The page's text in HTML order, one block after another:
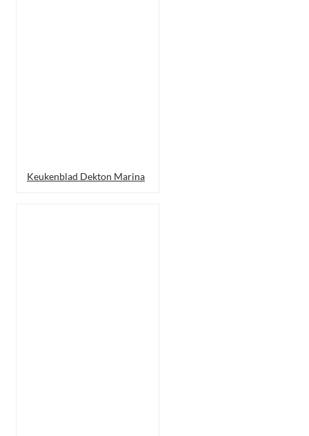
Keukenblad Dekton Marina